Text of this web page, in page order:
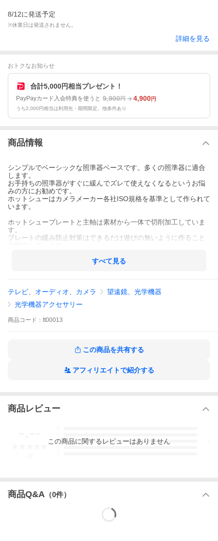
8/12に発送予定
※休業日は発送されません。
詳細を見る
おトクなお知らせ
合計5,000円相当プレゼント！
PayPayカード入会特典を使うと 9,900円 4,900円
うち2,000円相当は利用先・期間限定。他条件あり
商品情報
シンプルでベーシックな照準器ベースです。多くの照準器に適合
します。
お手持ちの照準器がすぐに緩んでズレて使えなくなるというお悩
みの方にお勧めです。
ホットシューはカメラメーカー各社ISO規格を基準として作られて
います。
ホットシュープレートと主軸は素材から一体で切削加工していま
す。
プレートの緩み防止対策はできるだけ遊びの無いように作ること
す。
野鳥撮影に寄与する効果は機会損失の低減で皆様の撮影を守りま
す。
左右上下角度調整は照準器の機構の範囲で調整するため、L型レン
20ｍｍ幅レール対応の照準器用です。
すべて見る
テレビ、オーディオ、カメラ
望遠鏡、光学機器
光学機器アクセサリー
商品 コード： tt00013
この商品を共有する
アフィリエイトで紹介する
商品レビュー
3
この商品に関するレビューはありません
商品Q&A （0件）